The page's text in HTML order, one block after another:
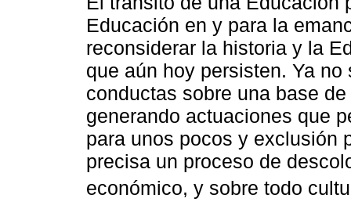
Educación en y para la
reconsiderar la historia y la
que aún hoy persisten. Ya
conductas sobre una base
generando actuaciones que
para unos pocos y exclusión
precisa un proceso de
económico, y sobre todo